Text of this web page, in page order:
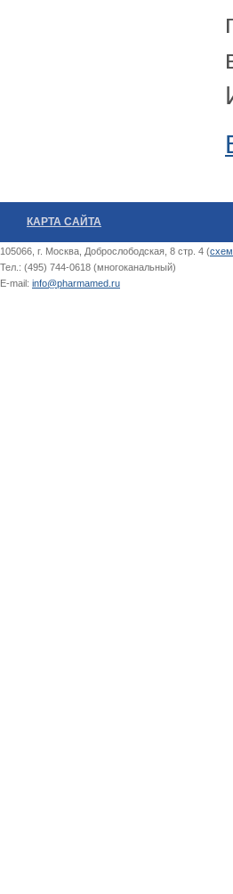
КАРТА САЙТА
105066, г. Москва, Доброслободская, 8 стр. 4 (
Тел.: (495) 744-0618 (многоканальный)
E-mail: info@pharmamed.ru